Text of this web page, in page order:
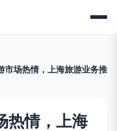
市场热情，上海旅游业务推
热情，上海